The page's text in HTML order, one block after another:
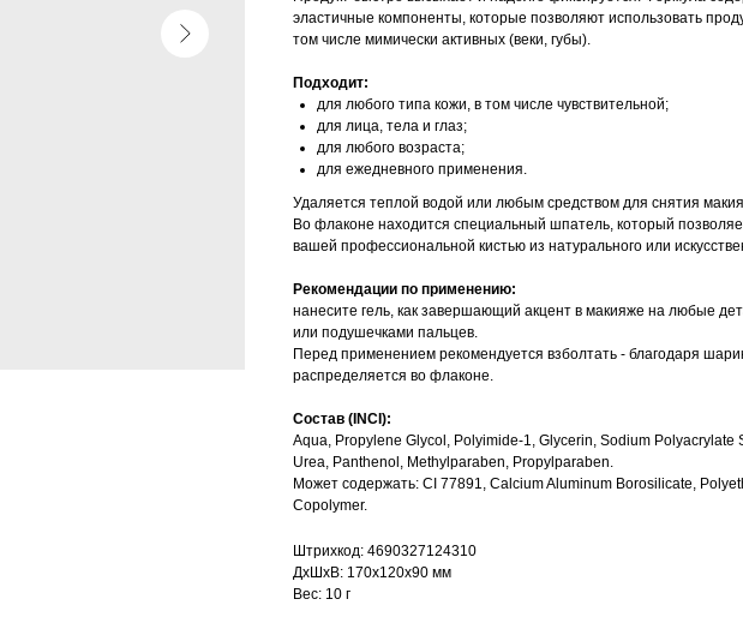
эластичные компоненты, которые позволяют использовать
том числе мимически активных (веки, губы).
Подходит:
для любого типа кожи, в том числе чувствительной;
для лица, тела и глаз;
для любого возраста;
для ежедневного применения.
Удаляется теплой водой или любым средством для снятия
Во флаконе находится специальный шпатель, который
вашей профессиональной кистью из натурального или
Рекомендации по применению:
нанесите гель, как завершающий акцент в макияже на любые
или подушечками пальцев.
Перед применением рекомендуется взболтать - благодаря
распределяется во флаконе.
Состав (INCI):
Aqua, Propylene Glycol, Polyimide-1, Glycerin, Sodium Polyacrylate
Urea, Panthenol, Methylparaben, Propylparaben.
Может содержать: CI 77891, Calcium Aluminum Borosilicate,
Copolymer.
Штрихкод: 4690327124310
ДxШxВ: 170x120x90 мм
Вес: 10 г